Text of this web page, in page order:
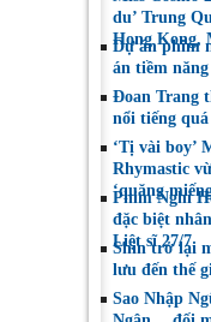
du’ Trung
Hong Kong,
Dự án phim
án tiềm
Đoan Trang
nổi tiếng
‘Tị vài boy’
Rhymastic
‘quăng
Phim Nghỉ
đặc biệt
Liệt sĩ 27/7
Shin trở lại
lưu đến thế
Sao Nhập